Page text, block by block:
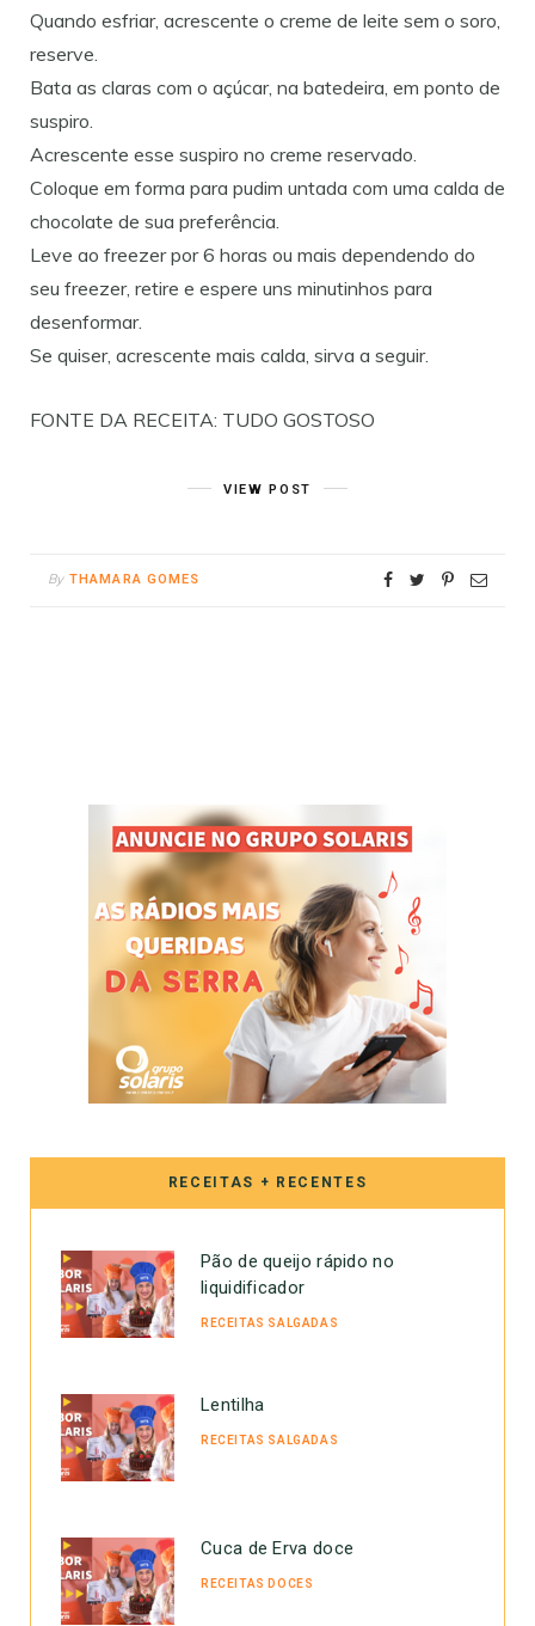
Quando esfriar, acrescente o creme de leite sem o soro,
reserve.
Bata as claras com o açúcar, na batedeira, em ponto de
suspiro.
Acrescente esse suspiro no creme reservado.
Coloque em forma para pudim untada com uma calda de
chocolate de sua preferência.
Leve ao freezer por 6 horas ou mais dependendo do
seu freezer, retire e espere uns minutinhos para
desenformar.
Se quiser, acrescente mais calda, sirva a seguir.
FONTE DA RECEITA: TUDO GOSTOSO
VIEW POST
By THAMARA GOMES
RECEITAS + RECENTES
Pão de queijo rápido no
liquidificador
RECEITAS SALGADAS
Lentilha
RECEITAS SALGADAS
Cuca de Erva doce
RECEITAS DOCES